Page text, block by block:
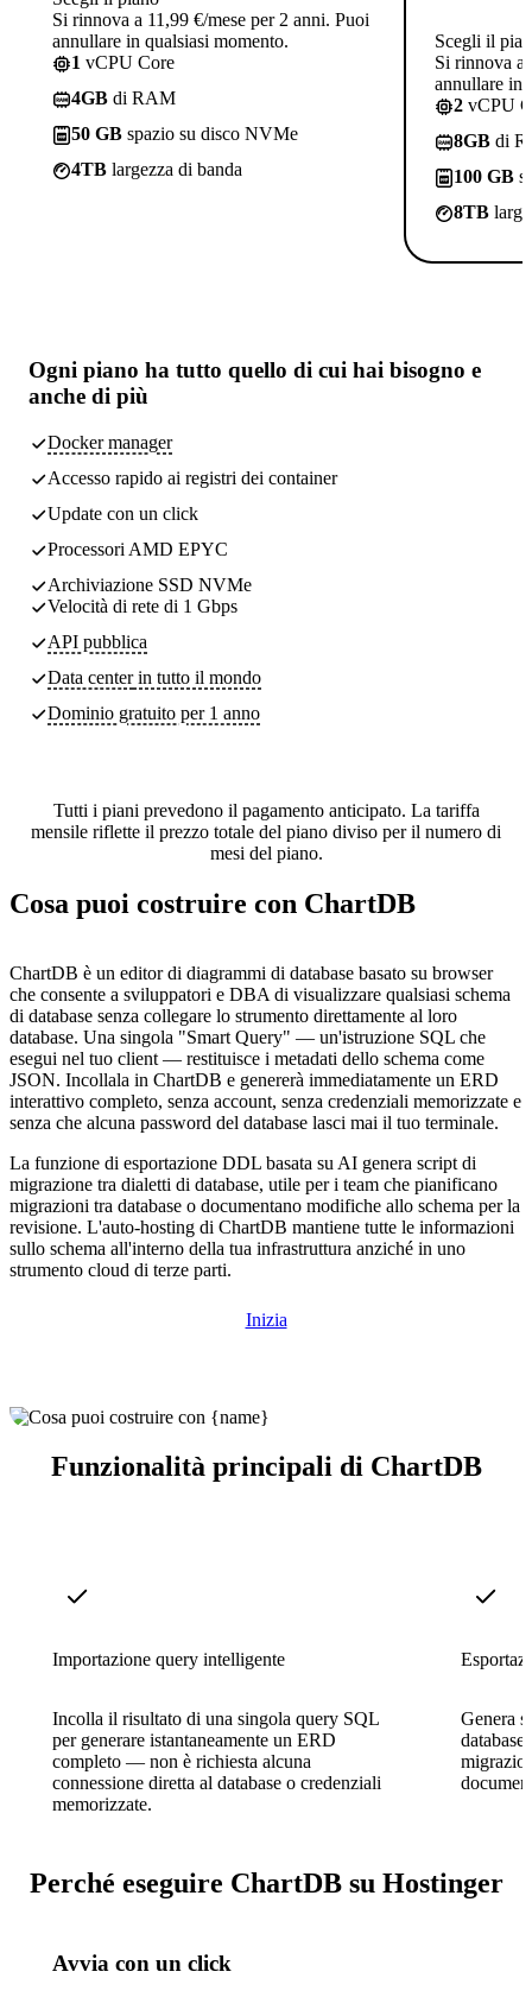
Si rinnova a 11,99 €/mese per 2 anni. Puoi
annullare in qualsiasi momento.
1 vCPU Core
4GB di RAM
50 GB spazio su disco NVMe
4TB largezza di banda
Scegli il
Si rinnova a
annullare in
2 vCPU
8GB di
100 GB
8TB
Ogni piano ha tutto quello di cui hai bisogno e
anche di più
Docker manager
Accesso rapido ai registri dei container
Update con un click
Processori AMD EPYC
Archiviazione SSD NVMe
Velocità di rete di 1 Gbps
API pubblica
Data centerin tutto il mondo
Dominio gratuito per 1 anno
Tutti i piani prevedono il pagamento anticipato. La tariffa
mensile riflette il prezzo totale del piano diviso per il numero di
mesi del piano.
Cosa puoi costruire con ChartDB
ChartDB è un editor di diagrammi di database basato su browser
che consente a sviluppatori e DBA di visualizzare qualsiasi schema
di database senza collegare lo strumento direttamente al loro
database. Una singola "Smart Query" — un'istruzione SQL che
esegui nel tuo client — restituisce i metadati dello schema come
JSON. Incollala in ChartDB e genererà immediatamente un ERD
interattivo completo, senza account, senza credenziali memorizzate e
senza che alcuna password del database lasci mai il tuo terminale.
La funzione di esportazione DDL basata su AI genera script di
migrazione tra dialetti di database, utile per i team che pianificano
migrazioni tra database o documentano modifiche allo schema per la
revisione. L'auto-hosting di ChartDB mantiene tutte le informazioni
sullo schema all'interno della tua infrastruttura anziché in uno
strumento cloud di terze parti.
Inizia
Funzionalità principali di ChartDB
Importazione query intelligente
Incolla il risultato di una singola query SQL
per generare istantaneamente un ERD
completo — non è richiesta alcuna
connessione diretta al database o credenziali
memorizzate.
Genera
Perché eseguire ChartDB su Hostinger
Avvia con un click